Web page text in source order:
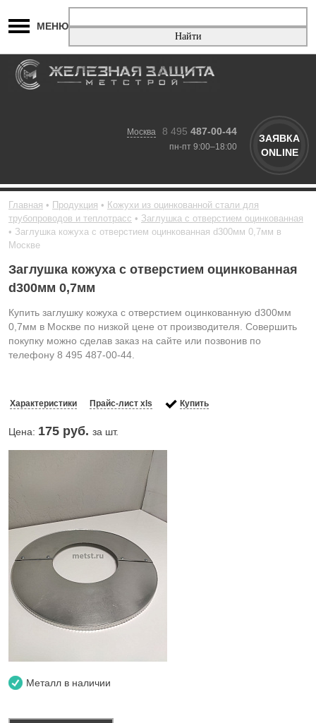
МЕНЮ
Москва 8 495 487-00-44
пн-пт 9:00–18:00
ЗАЯВКА
ONLINE
Главная Продукция
Кожухи из оцинкованной стали для
трубопроводов и теплотрасс
Заглушка с отверстием оцинкованная
Заглушка кожуха с отверстием оцинкованная d300мм 0,7мм в
Москве
Заглушка кожуха с отверстием оцинкованная
d300мм 0,7мм
Купить заглушку кожуха с отверстием оцинкованную d300мм
0,7мм в Москве по низкой цене от производителя. Совершить
покупку можно сделав заказ на сайте или позвонив по
телефону 8 495 487-00-44.
Характеристики Прайс-лист xls Купить
Цена: 175 руб. за шт.
Металл в наличии